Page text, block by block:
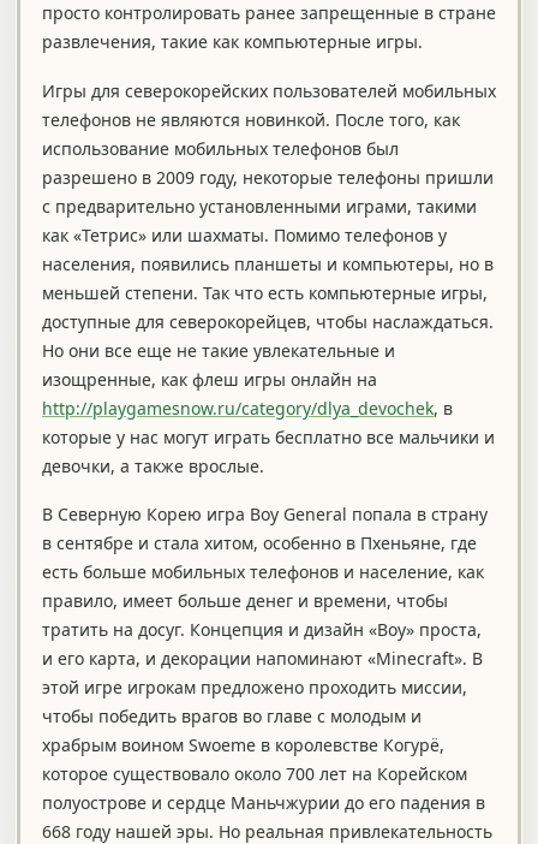
просто контролировать ранее запрещенные в стране
развлечения, такие как компьютерные игры.
Игры для северокорейских пользователей мобильных
телефонов не являются новинкой. После того, как
использование мобильных телефонов был
разрешено в 2009 году, некоторые телефоны пришли
с предварительно установленными играми, такими
как «Тетрис» или шахматы. Помимо телефонов у
населения, появились планшеты и компьютеры, но в
меньшей степени. Так что есть компьютерные игры,
доступные для северокорейцев, чтобы наслаждаться.
Но они все еще не такие увлекательные и
изощренные, как флеш игры онлайн на
http://playgamesnow.ru/category/dlya_devochek, в
которые у нас могут играть бесплатно все мальчики и
девочки, а также врослые.
В Северную Корею игра Boy General попала в страну
в сентябре и стала хитом, особенно в Пхеньяне, где
есть больше мобильных телефонов и население, как
правило, имеет больше денег и времени, чтобы
тратить на досуг. Концепция и дизайн «Boy» проста,
и его карта, и декорации напоминают «Minecraft». В
этой игре игрокам предложено проходить миссии,
чтобы победить врагов во главе с молодым и
храбрым воином Swoeme в королевстве Когурё,
которое существовало около 700 лет на Корейском
полуострове и сердце Маньчжурии до его падения в
668 году нашей эры. Но реальная привлекательность